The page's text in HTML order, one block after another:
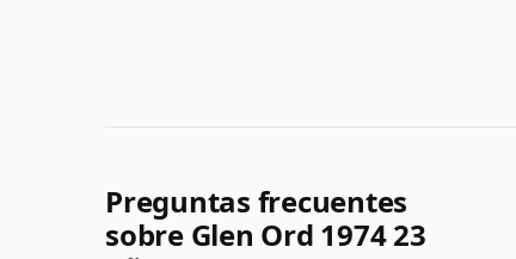
Preguntas frecuentes
sobre Glen Ord 1974 23